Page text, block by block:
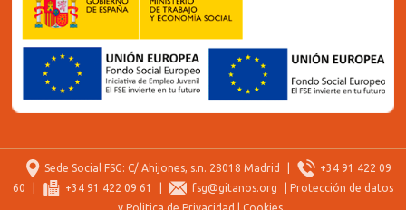
Sede Social FSG: C/ Ahijones, s.n. 28018 Madrid
+34 91 422 09
60
+34 91 422 09 61 fsg@gitanos.org
Protección de datos